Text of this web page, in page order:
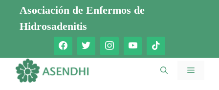
Saltar
contenido
Asociación de Enfermos de
Hidrosadenitis
Menú